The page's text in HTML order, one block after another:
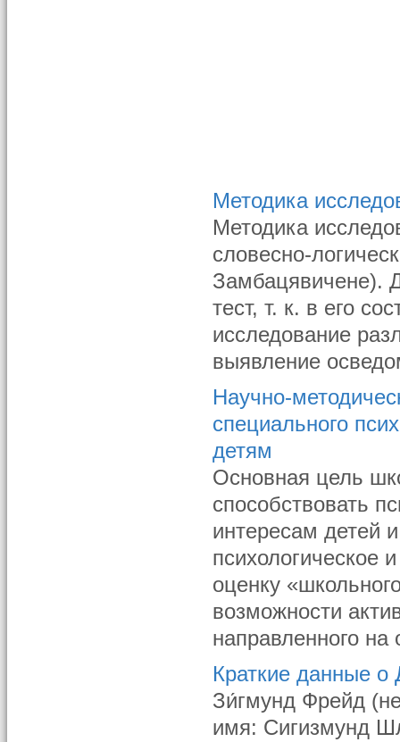
Методика
Методика
словесно-
Замбацявичене).
тест, т. к. в его
исследование
выявление
Научно-
специального
детям
Основная цель
способствовать
интересам детей
психологическое
оценку
возможности
направленного на
Краткие данные о
Зи́гмунд Фрейд
имя: Сигизмунд